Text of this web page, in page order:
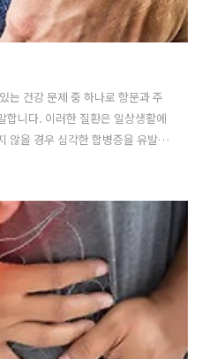
는 건강 문제 중 하나로 항문과 주
합니다. 이러한 질환은 일상생활에
않을 경우 심각한 합병증을 유발할
기 발견과 적절한 치료가 중요합니
주위의 정맥이 팽창하고 충혈되는
혈 등을 초래할 수 있습니다. 주로
이 원인이 될 수 있으며 약물 치
료방법이 있습니다. 항문 주위의 통
치질 외에도 항문열공증이 의심될..